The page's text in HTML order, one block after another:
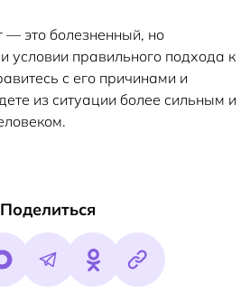
— это болезненный, но
условии правильного подхода к
с его причинами и
из ситуации более сильным и
Поделиться